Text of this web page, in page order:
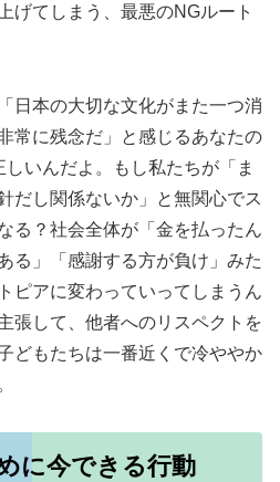
げてしまう、最悪のNGルート
日本の大切な文化がまた一つ消
常に残念だ」と感じるあなたの
いんだよ。もし私たちが「ま
だし関係ないか」と無関心でス
る？社会全体が「金を払ったん
る」「感謝する方が負け」みた
ピアに変わっていってしまうん
張して、他者へのリスペクトを
どもたちは一番近くで冷ややか
に今できる行動